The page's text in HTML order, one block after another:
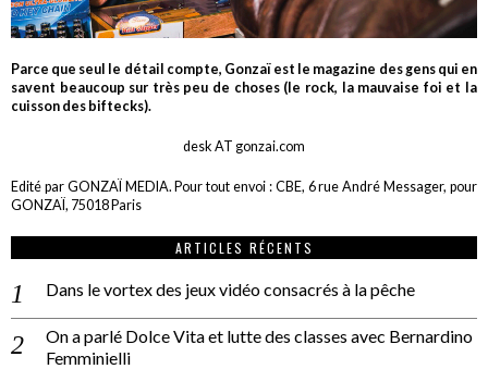
Parce que seul le détail compte, Gonzaï est le magazine des gens qui en
savent beaucoup sur très peu de choses (le rock, la mauvaise foi et la
cuisson des biftecks).
desk AT gonzai.com
Edité par GONZAÏ MEDIA. Pour tout envoi : CBE, 6 rue André Messager, pour
GONZAÏ, 75018 Paris
ARTICLES RÉCENTS
Dans le vortex des jeux vidéo consacrés à la pêche
On a parlé Dolce Vita et lutte des classes avec Bernardino
Femminielli